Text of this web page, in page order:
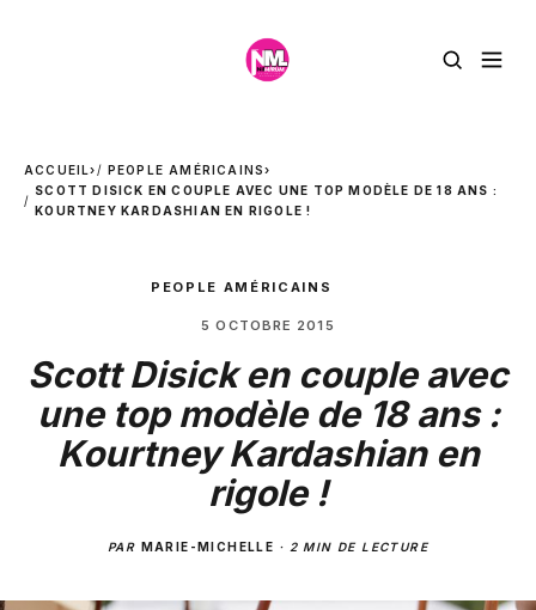
ACCUEIL› PEOPLE AMÉRICAINS›
SCOTT DISICK EN COUPLE AVEC UNE TOP MODÈLE DE 18 ANS :
KOURTNEY KARDASHIAN EN RIGOLE !
PEOPLE AMÉRICAINS
5 OCTOBRE 2015
Scott Disick en couple avec
une top modèle de 18 ans :
Kourtney Kardashian en
rigole !
PAR MARIE-MICHELLE · 2 MIN DE LECTURE